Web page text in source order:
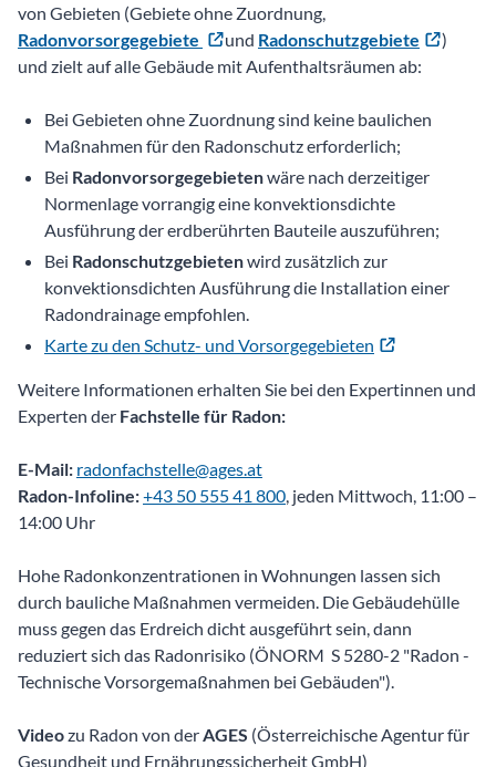
von Gebieten (Gebiete ohne Zuordnung,
Radonvorsorgegebiete
und Radonschutzgebiete
)
und zielt auf alle Gebäude mit Aufenthaltsräumen ab:
Bei Gebieten ohne Zuordnung sind keine baulichen
Maßnahmen für den Radonschutz erforderlich;
Bei Radonvorsorgegebietenwäre nach derzeitiger
Normenlage vorrangig eine konvektionsdichte
Ausführung der erdberührten Bauteile auszuführen;
Bei Radonschutzgebietenwird zusätzlich zur
konvektionsdichten Ausführung die Installation einer
Radondrainage empfohlen.
Karte zu den Schutz- und Vorsorgegebieten
Weitere Informationen erhalten Sie bei den Expertinnen und
Experten der Fachstelle für Radon:
E-Mail: radonfachstelle@ages.at
Radon-Infoline:+43 50 555 41 800, jeden Mittwoch, 11:00 –
14:00 Uhr
Hohe Radonkonzentrationen in Wohnungen lassen sich
durch bauliche Maßnahmen vermeiden. Die Gebäudehülle
muss gegen das Erdreich dicht ausgeführt sein, dann
reduziert sich das Radonrisiko (ÖNORM S 5280-2 "Radon -
Technische Vorsorgemaßnahmen bei Gebäuden").
Videozu Radon von derAGES (Österreichische Agentur für
Gesundheit und Ernährungssicherheit GmbH)